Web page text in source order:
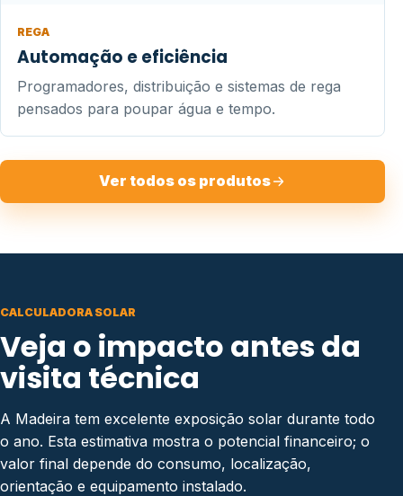
REGA
Automação e eficiência
Programadores, distribuição e sistemas de rega
pensados para poupar água e tempo.
Ver todos os produtos
CALCULADORA SOLAR
Veja o impacto antes da
visita técnica
A Madeira tem excelente exposição solar durante todo
o ano. Esta estimativa mostra o potencial financeiro; o
valor final depende do consumo, localização,
orientação e equipamento instalado.